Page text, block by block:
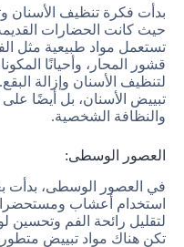
بدأت فكرة تنظيف الأسنان
حيث كانت الحضارات
تستعمل مواد طبيعية مثل
قشور المحار، وأحيانًا
لتنظيف الأسنان وإزالة
تبييض الأسنان، بل أيضًا
والنظافة الشخصية.
العصور الوسطى:
في العصور الوسطى، بدأت
استخدام أعشاب
لتقليل رائحة الفم وتحسين
تكن هناك مواد تبييض